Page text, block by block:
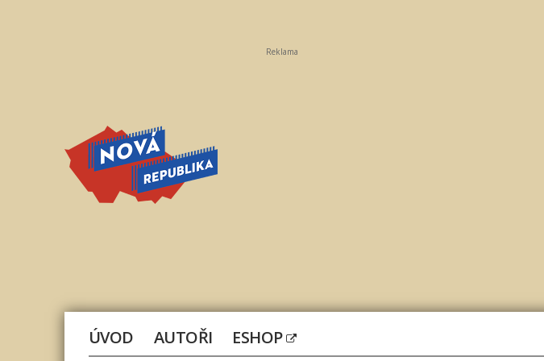
Reklama
ÚVOD AUTOŘI ESHOP